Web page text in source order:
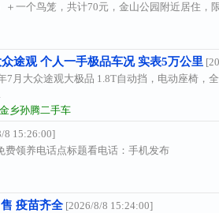
＋一个鸟笼，共计70元，金山公园附近居住，
途观 个人一手极品车况 实表5万公里
7月大众途观大极品 1.8T自动挡，电动座椅，
金乡孙腾二手车
8 15:26:00]
费领养电话点标题看电话：手机发布
疫苗齐全 [2026/8/8 15:24:00]